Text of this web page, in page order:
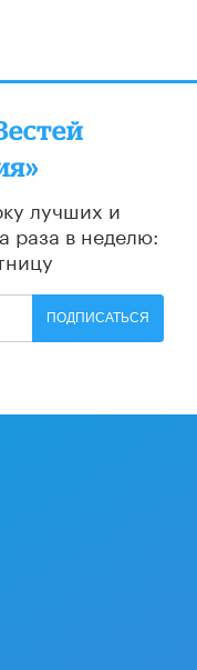
лучших и
раза в неделю:
ПОДПИСАТЬСЯ